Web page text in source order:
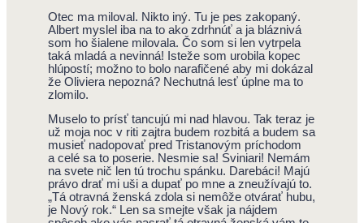
Otec ma miloval. Nikto iný. Tu je pes zakopaný.
Albert myslel iba na to ako zdrhnúť a ja bláznivá
som ho šialene milovala. Čo som si len vytrpela
taká mladá a nevinná! Isteže som urobila kopec
hlúpostí; možno to bolo narafičené aby mi dokázal
že Oliviera nepozná? Nechutná lesť úplne ma to
zlomilo.
Muselo to prísť tancujú mi nad hlavou. Tak teraz je
už moja noc v riti zajtra budem rozbitá a budem sa
musieť nadopovať pred Tristanovým príchodom
a celé sa to poserie. Nesmie sa! Sviniari! Nemám
na svete nič len tú trochu spánku. Darebáci! Majú
právo drať mi uši a dupať po mne a zneužívajú to.
„Tá otravná ženská zdola si nemôže otvárať hubu,
je Nový rok.“ Len sa smejte však ja nájdem